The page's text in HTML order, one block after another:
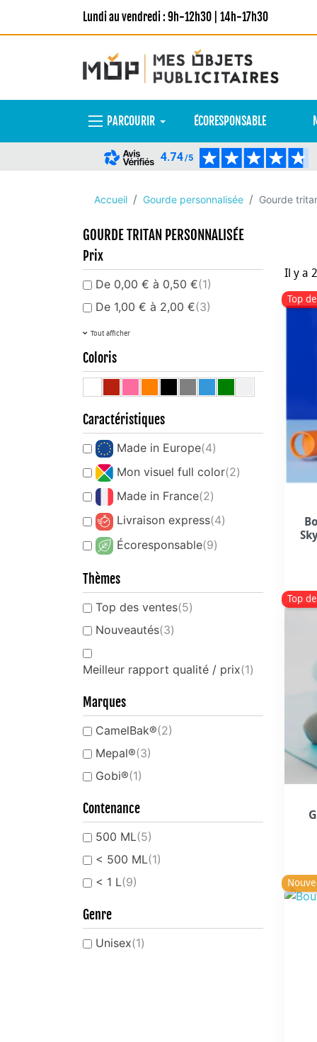
Lundi au vendredi : 9h-12h30 | 14h-17h30
PARCOURIR ÉCORESPONSABLE
4.74/5
Accueil Gourde personnalisée Gourde
GOURDE TRITAN PERSONNALISÉE
Prix
De 0,00 € à 0,50 €(1)
De 1,00 € à 2,00 €(3)
Tout afficher
Coloris
Caractéristiques
Made in Europe(4)
Mon visuel full color(2)
Made in France(2)
Livraison express(4)
Écoresponsable(9)
Thèmes
Top des ventes(5)
Nouveautés(3)
Meilleur rapport qualité / prix(1)
Marques
CamelBak®(2)
Mepal®(3)
Gobi®(1)
Contenance
500 ML(5)
< 500 ML(1)
< 1 L(9)
Genre
Unisex(1)
Il y a
Top
Top